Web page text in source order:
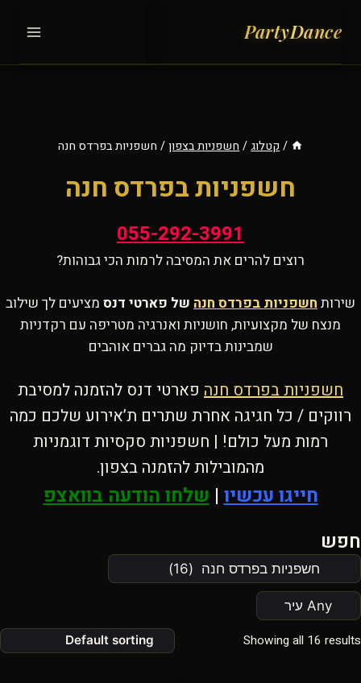
/ קטלוג / חשפניות בצפון / חשפניות בפרדס חנה
חשפניות בפרדס חנה
055-292-3991
רוצים להרים את המסיבה לרמות הכי גבוהות?
שירות חשפניות בפרדס חנה של פארטי דנס מציעים לך שילוב
מנצח של מקצועיות, חושניות ואנרגיה מטריפה עם רקדניות
שמבינות בדיוק מה גברים אוהבים
חשפניות בפרדס חנה פארטי דנס להזמנה למסיבת
רווקים / כל חגיגה אחרת שתרים ת’אירוע שלכם כמה
רמות מעל כולם! | חשפניות סקסיות דוגמניות
מהמובילות להזמנה בצפון.
חייגו עכשיו|שלחו הודעה בוואצפ
חפש
Showing all 16 results